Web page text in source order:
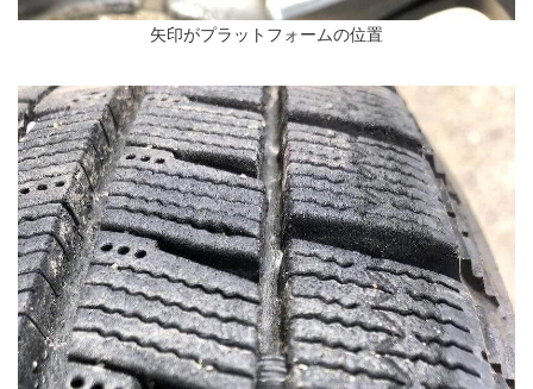
矢印がプラットフォームの位置